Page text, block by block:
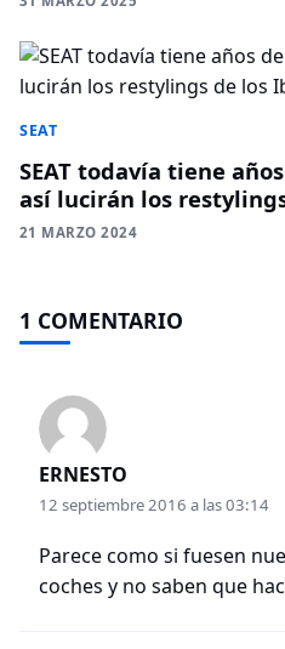
SEAT
SEAT todavía tiene
así lucirán los
21 MARZO 2024
1 COMENTARIO
ERNESTO
12 septiembre 2016 a las 03:14
Parece como si fuesen
coches y no saben que